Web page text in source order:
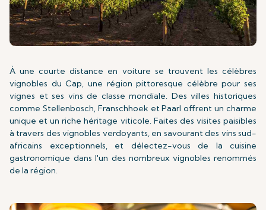
À une courte distance en voiture se trouvent les célèbres
vignobles du Cap, une région pittoresque célèbre pour ses
vignes et ses vins de classe mondiale. Des villes historiques
comme Stellenbosch, Franschhoek et Paarl offrent un charme
unique et un riche héritage viticole. Faites des visites paisibles
à travers des vignobles verdoyants, en savourant des vins sud-
africains exceptionnels, et délectez-vous de la cuisine
gastronomique dans l'un des nombreux vignobles renommés
de la région.